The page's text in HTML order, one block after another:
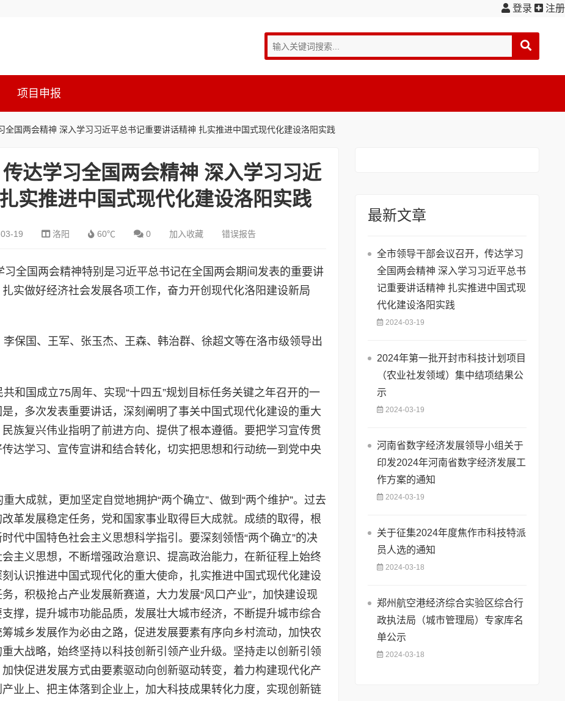
登录 注册
项目申报
全国两会精神 深入学习习近平总书记重要讲话精神 扎实推进中国式现代化建设洛阳实践
达学习全国两会精神 深入学习习近
实推进中国式现代化建设洛阳实践
19 洛阳 60℃ 0 加入收藏 错误报告
全国两会精神特别是习近平总书记在全国两会期间发表的重要讲
实做好经济社会发展各项工作，奋力开创现代化洛阳建设新局
保国、王军、张玉杰、王森、韩治群、徐超文等在洛市级领导出
和国成立75周年、实现“十四五”规划目标任务关键之年召开的一
，多次发表重要讲话，深刻阐明了事关中国式现代化建设的重大
族复兴伟业指明了前进方向、提供了根本遵循。要把学习宣传贯
达学习、宣传宣讲和结合转化，切实把思想和行动统一到党中央
大成就，更加坚定自觉地拥护“两个确立”、做到“两个维护”。过去
革发展稳定任务，党和国家事业取得巨大成就。成绩的取得，根
代中国特色社会主义思想科学指引。要深刻领悟“两个确立”的决
主义思想，不断增强政治意识、提高政治能力，在新征程上始终
认识推进中国式现代化的重大使命，扎实推进中国式现代化建设
，积极抢占产业发展新赛道，大力发展“风口产业”，加快建设现
撑，提升城市功能品质，发展壮大城市经济，不断提升城市综合
城乡发展作为必由之路，促进发展要素有序向乡村流动，加快农
大战略，始终坚持以科技创新引领产业升级。坚持走以创新引领
快促进发展方式由要素驱动向创新驱动转变，着力构建现代化产
业上、把主体落到企业上，加大科技成果转化力度，实现创新链
最新文章
全市领导干部会议召开，传达学习
全国两会精神 深入学习习近平总书
记重要讲话精神 扎实推进中国式现
代化建设洛阳实践
2024-03-19
2024年第一批开封市科技计划项目
（农业社发领域）集中结项结果公
示
2024-03-19
河南省数字经济发展领导小组关于
印发2024年河南省数字经济发展工
作方案的通知
2024-03-19
关于征集2024年度焦作市科技特派
员人选的通知
2024-03-18
郑州航空港经济综合实验区综合行
政执法局（城市管理局）专家库名
单公示
2024-03-18